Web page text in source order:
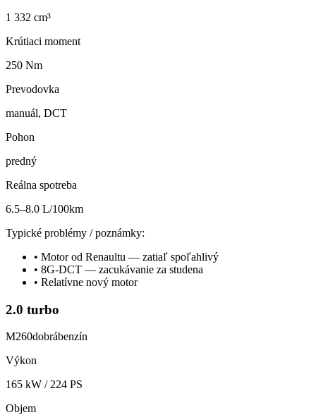
1 332 cm³
Krútiaci moment
250 Nm
Prevodovka
manuál, DCT
Pohon
predný
Reálna spotreba
6.5–8.0 L/100km
Typické problémy / poznámky:
• Motor od Renaultu — zatiaľ spoľahlivý
• 8G-DCT — zacukávanie za studena
• Relatívne nový motor
2.0 turbo
M260dobrábenzín
Výkon
165 kW / 224 PS
Objem